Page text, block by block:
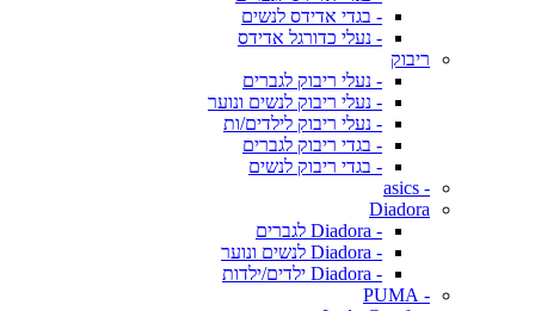
- בגדי אדידס לנשים
- נעלי כדורגל אדידס
ריבוק
- נעלי ריבוק לגברים
- נעלי ריבוק לנשים ונוער
- נעלי ריבוק לילדים/ות
- בגדי ריבוק לגברים
- בגדי ריבוק לנשים
- asics
Diadora
- Diadora לגברים
- Diadora לנשים ונוער
- Diadora ילדים/ילדות
- PUMA